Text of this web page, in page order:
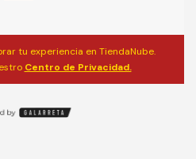
tu experiencia en TiendaNube.
Centro de Privacidad.